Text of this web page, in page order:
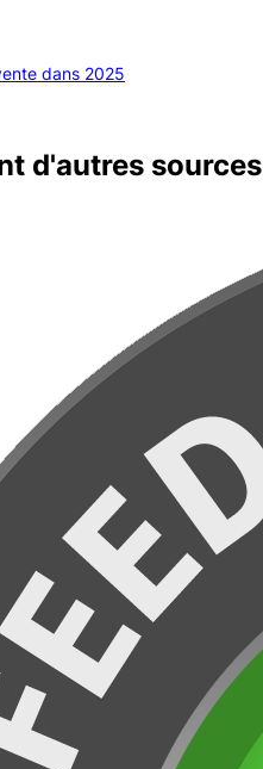
dans 2025
d'autres sources